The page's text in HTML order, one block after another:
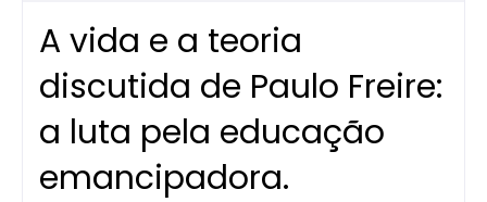
A vida e a teoria
discutida de Paulo Freire:
a luta pela educação
emancipadora.